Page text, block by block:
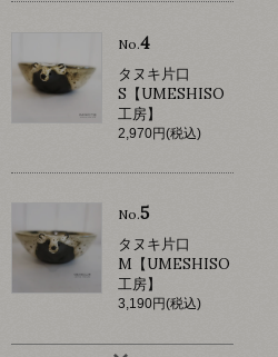
No.4
タヌキ片口
S【UMESHISO
工房】
2,970円(税込)
No.5
タヌキ片口
M【UMESHISO
工房】
3,190円(税込)